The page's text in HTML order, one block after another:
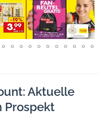
Aktuelle
Prospekt